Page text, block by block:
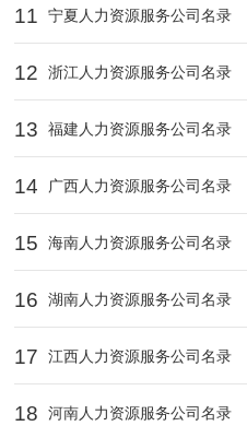
11 宁夏人力资源服务公司名录
12 浙江人力资源服务公司名录
13 福建人力资源服务公司名录
14 广西人力资源服务公司名录
15 海南人力资源服务公司名录
16 湖南人力资源服务公司名录
17 江西人力资源服务公司名录
18 河南人力资源服务公司名录